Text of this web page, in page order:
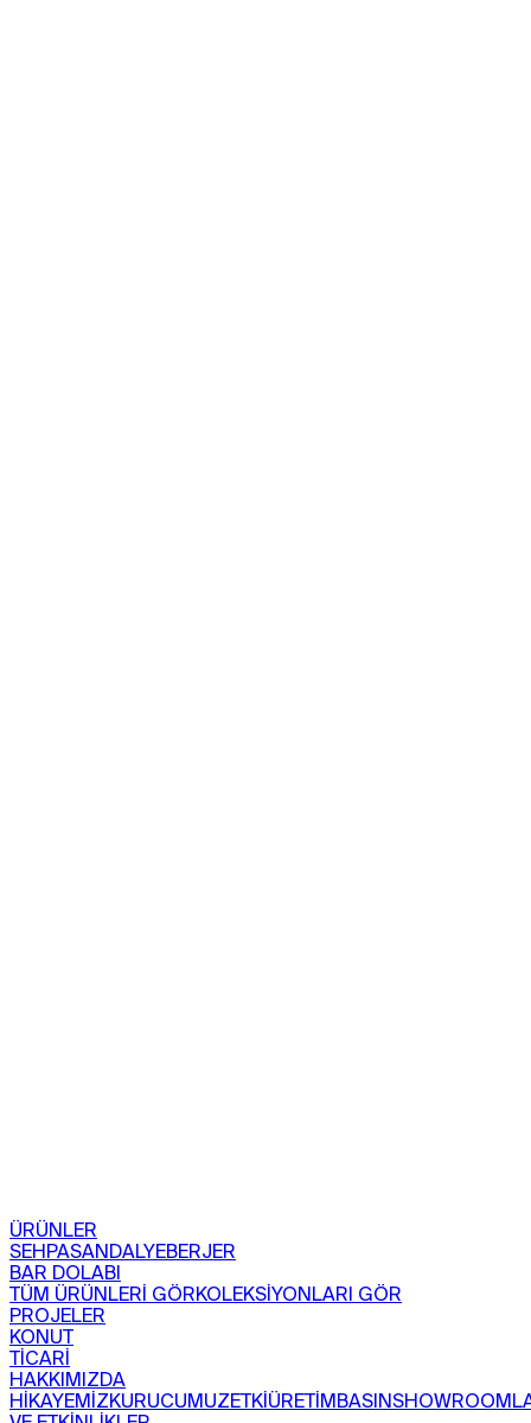
ÜRÜNLER
SEHPASANDALYEBERJER
BAR DOLABI
TÜM ÜRÜNLERİ GÖRKOLEKSİYONLARI GÖR
PROJELER
KONUT
TİCARİ
HAKKIMIZDA
HİKAYEMİZKURUCUMUZETKİÜRETİMBASIN